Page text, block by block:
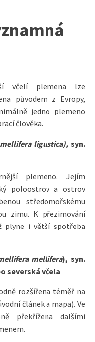
včelí plemena lze
původem z Evropy,
jedno plemeno
člověka.
ligustica), syn.
plemeno. Jejím
poloostrov a ostrov
středomořskému
zimu. K přezimování
plyne i větší spotřeba
mellifera), syn.
severská včela
rozšířena téměř na
článek a mapa). Ve
překřížena dalšími